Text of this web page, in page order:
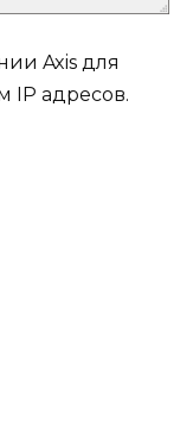
Axis для
IP адресов.